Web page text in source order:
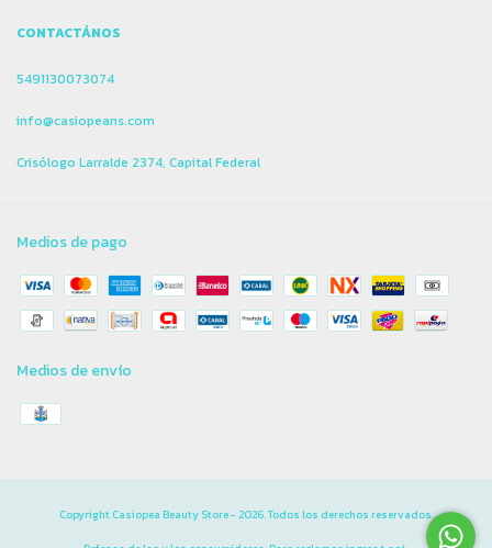
CONTACTÁNOS
5491130073074
info@casiopeans.com
Crisólogo Larralde 2374, Capital Federal
Medios de pago
Medios de envío
Copyright Casiopea Beauty Store - 2026. Todos los derechos reservados.